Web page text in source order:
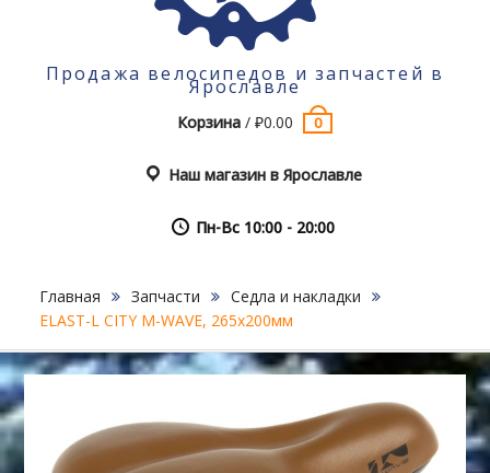
Продажа велосипедов и запчастей в
Ярославле
Корзина /₽0.00 0
Наш магазин в Ярославле
Пн-Вс 10:00 - 20:00
Главная Запчасти
Седла и накладки
ELAST-L CITY M-WAVE, 265х200мм